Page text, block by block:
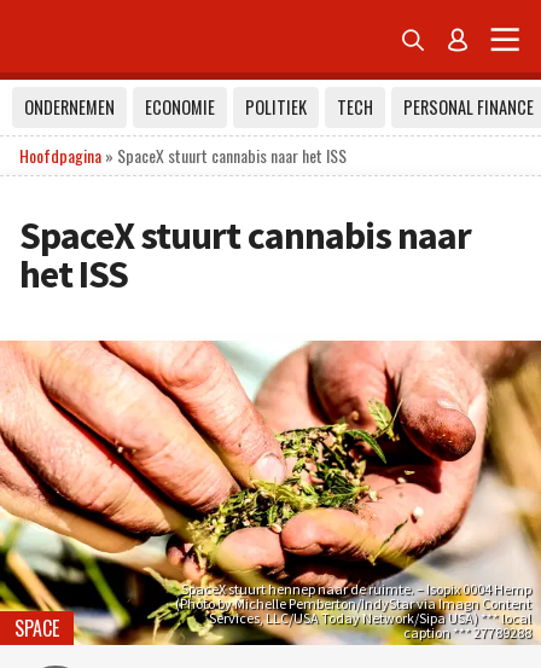
 
ONDERNEMEN ECONOMIE POLITIEK TECH
PERSONAL FINANCE
Hoofdpagina» SpaceX stuurt cannabis naar het ISS
SpaceX stuurt cannabis naar
het ISS
SpaceX stuurt hennep naar de ruimte. – Isopix 0004 Hemp
(Photo by Michelle Pemberton/IndyStar via Imagn Content
Services, LLC/USA Today Network/Sipa USA) *** local
caption *** 27789288
SPACE